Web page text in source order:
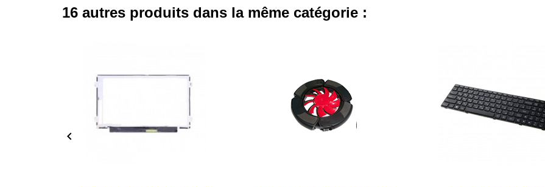
16 autres produits dans la même catégorie :
